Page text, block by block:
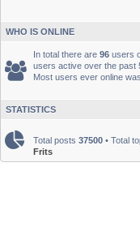
WHO IS ONLINE
In total there are 96 users
users active over the past
Most users ever online was
STATISTICS
Total posts 37500 • Total
Frits